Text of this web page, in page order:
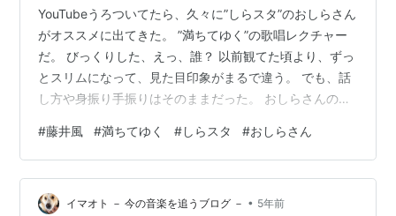
YouTubeうろついてたら、久々に”しらスタ”のおしらさん
がオススメに出てきた。 ”満ちてゆく”の歌唱レクチャー
だ。 びっくりした、えっ、誰？ 以前観てた頃より、ずっ
とスリムになって、見た目印象がまるで違う。 でも、話
し方や身振り手振りはそのままだった。 おしらさんの
したんだろ。 口の開け方と表情の関係もわかりやすく
て、さすがだと思う。 彼のプロの発声解説は、実践する
には程遠いスゴ技の数々だが、このサイトを見るのは大
好きだ。 あんなふうに歌えたら、もっと、風さんの心の
#藤井風 #満ちてゆく #しらスタ #おしらさん
イマオト － 今の音楽を追うブログ － • 5年前